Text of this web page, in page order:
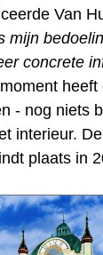
Van
mijn
concrete
- nog niets
interieur.
plaats in